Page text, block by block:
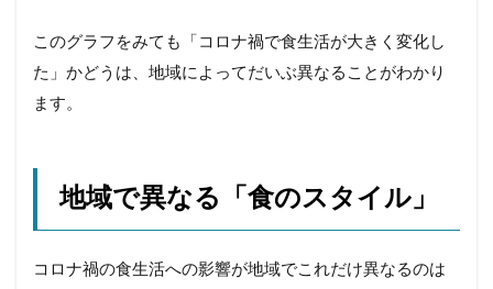
このグラフをみても「コロナ禍で食生活が大きく変化し
た」かどうは、地域によってだいぶ異なることがわかり
ます。
地域で異なる「食のスタイル」
コロナ禍の食生活への影響が地域でこれだけ異なるのは